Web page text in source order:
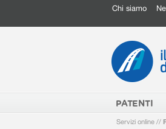
Chi siamo
PATENTI
Servizi online //